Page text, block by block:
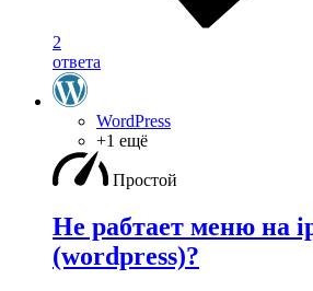
2
ответа
WordPress
+1 ещё
Простой
Не рабтает меню на
(wordpress)?